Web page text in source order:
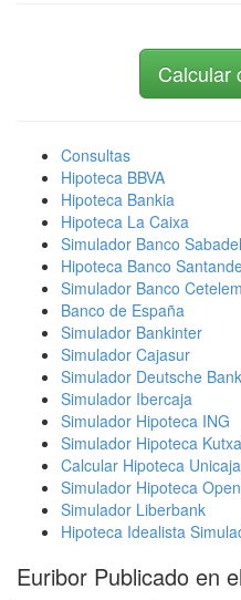
Calcular
Consultas
Hipoteca BBVA
Hipoteca Bankia
Hipoteca La Caixa
Simulador Banco
Hipoteca Banco
Simulador Banco Cetelem
Banco de España
Simulador Bankinter
Simulador Cajasur
Simulador Deutsche Bank
Simulador Ibercaja
Simulador Hipoteca ING
Simulador Hipoteca
Calcular Hipoteca Unicaja
Simulador Hipoteca
Simulador Liberbank
Hipoteca Idealista
Euribor Publicado en